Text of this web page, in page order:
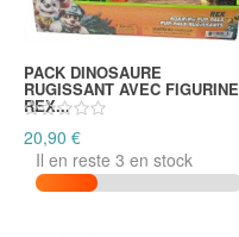
PACK DINOSAURE
RUGISSANT AVEC FIGURINE
REX...
20,90 €
Il en reste 3 en stock